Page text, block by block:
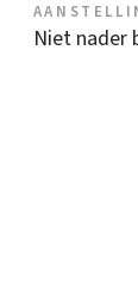
Niet nader